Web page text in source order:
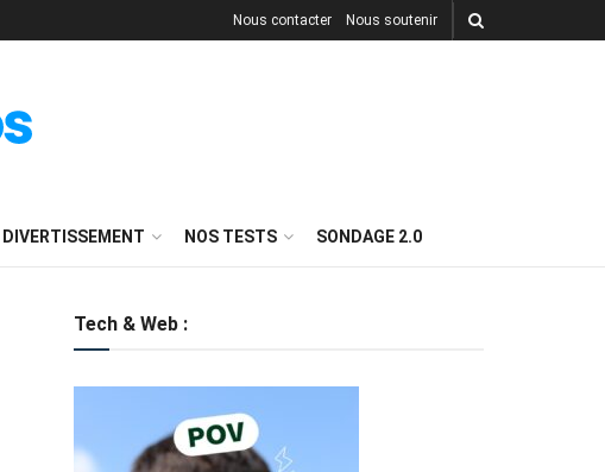
Nous contacter Nous soutenir
DIVERTISSEMENT NOS TESTS SONDAGE 2.0
Tech & Web :